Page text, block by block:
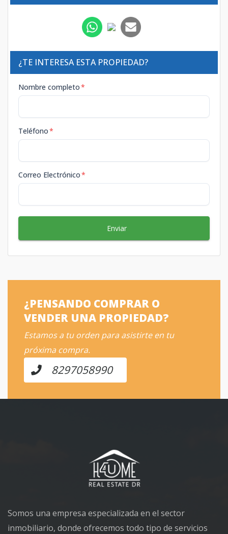
¿TE INTERESA ESTA PROPIEDAD?
Nombre completo*
Teléfono*
Correo Electrónico*
Enviar
¿PENSANDO COMPRAR O
VENDER UNA PROPIEDAD?
Estamos a tu orden para asistirte en tu
próxima compra.
8297058990
Somos una empresa especializada en el sector
inmobiliario, donde ofrecemos todo tipo de servicios